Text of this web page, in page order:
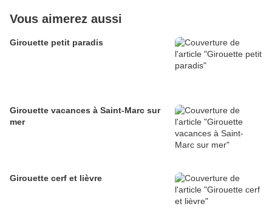
Vous aimerez aussi
Girouette petit paradis
Girouette vacances à Saint-Marc sur
mer
Girouette cerf et lièvre